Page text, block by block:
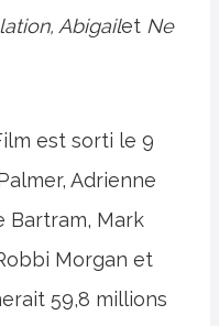
Abigailet Ne
est sorti le 9
Adrienne
Bartram, Mark
Morgan et
59,8 millions